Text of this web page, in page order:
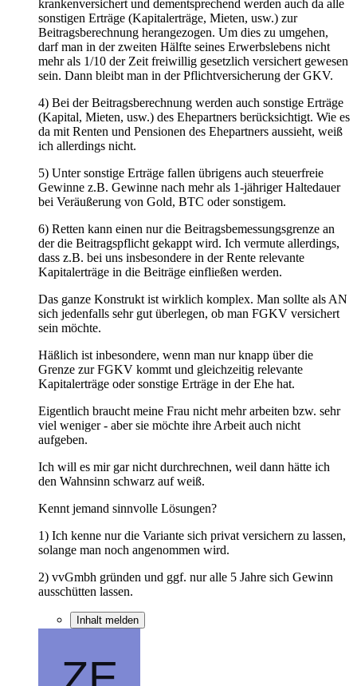
krankenversichert und dementsprechend werden auch da alle
sonstigen Erträge (Kapitalerträge, Mieten, usw.) zur
Beitragsberechnung herangezogen. Um dies zu umgehen,
darf man in der zweiten Hälfte seines Erwerbslebens nicht
mehr als 1/10 der Zeit freiwillig gesetzlich versichert gewesen
sein. Dann bleibt man in der Pflichtversicherung der GKV.
4) Bei der Beitragsberechnung werden auch sonstige Erträge
(Kapital, Mieten, usw.) des Ehepartners berücksichtigt. Wie es
da mit Renten und Pensionen des Ehepartners aussieht, weiß
ich allerdings nicht.
5) Unter sonstige Erträge fallen übrigens auch steuerfreie
Gewinne z.B. Gewinne nach mehr als 1-jähriger Haltedauer
bei Veräußerung von Gold, BTC oder sonstigem.
6) Retten kann einen nur die Beitragsbemessungsgrenze an
der die Beitragspflicht gekappt wird. Ich vermute allerdings,
dass z.B. bei uns insbesondere in der Rente relevante
Kapitalerträge in die Beiträge einfließen werden.
Das ganze Konstrukt ist wirklich komplex. Man sollte als AN
sich jedenfalls sehr gut überlegen, ob man FGKV versichert
sein möchte.
Häßlich ist inbesondere, wenn man nur knapp über die
Grenze zur FGKV kommt und gleichzeitig relevante
Kapitalerträge oder sonstige Erträge in der Ehe hat.
Eigentlich braucht meine Frau nicht mehr arbeiten bzw. sehr
viel weniger - aber sie möchte ihre Arbeit auch nicht
aufgeben.
Ich will es mir gar nicht durchrechnen, weil dann hätte ich
den Wahnsinn schwarz auf weiß.
Kennt jemand sinnvolle Lösungen?
1) Ich kenne nur die Variante sich privat versichern zu lassen,
solange man noch angenommen wird.
2) vvGmbh gründen und ggf. nur alle 5 Jahre sich Gewinn
ausschütten lassen.
Inhalt melden